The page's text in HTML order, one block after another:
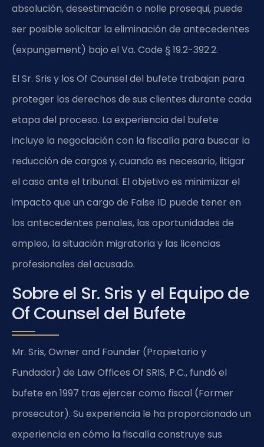
absolución, desestimación o nolle prosequi, puede
ser posible solicitar la eliminación de antecedentes
(expungement) bajo el Va. Code § 19.2-392.2.
El Sr. Sris y los Of Counsel del bufete trabajan para
proteger los derechos de sus clientes durante cada
etapa del proceso. La experiencia del bufete
incluye la negociación con la fiscalía para buscar la
reducción de cargos y, cuando es necesario, litigar
el caso ante el tribunal. El objetivo es minimizar el
impacto que un cargo de False ID puede tener en
los antecedentes penales, las oportunidades de
empleo, la situación migratoria y las licencias
profesionales del acusado.
Sobre el Sr. Sris y el Equipo de
Of Counsel del Bufete
Mr. Sris, Owner and Founder (Propietario y
Fundador) de Law Offices Of SRIS, P.C., fundó el
bufete en 1997 tras ejercer como fiscal (Former
prosecutor). Su experiencia le ha proporcionado un
experiencia en cómo la fiscalía construye sus